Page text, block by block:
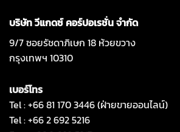
บริษัท วีแกดซ์ คอร์ปอเรชั่น จำกัด
9/7 ซอยรัชดาภิเษก 18 ห้วยขวาง
กรุงเทพฯ 10310
เบอร์โทร
Tel : +66 81 170 3446 (ฝ่ายขายออนไลน์)
Tel : +66 2 692 5216